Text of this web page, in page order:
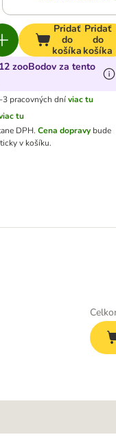
Pridať
do
košíka
Pridať
do
košíka
zooBodov za tento
3 pracovných dníviac tu
tu
DPH.Cena dopravy bude
v košíku.